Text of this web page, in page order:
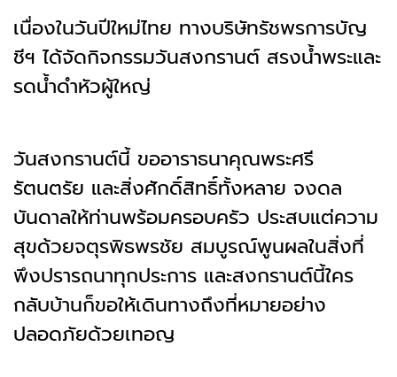
เนื่องในวันปีใหม่ไทย ทางบริษัทรัชพรการบัญ
ชีฯ ได้จัดกิจกรรมวันสงกรานต์ สรงน้ำพระและ
รดน้ำดำหัวผู้ใหญ่
วันสงกรานต์นี้ ขออาราธนาคุณพระศรี
รัตนตรัย และสิ่งศักดิ์สิทธิ์ทั้งหลาย จงดล
บันดาลให้ท่านพร้อมครอบครัว ประสบแต่ความ
สุขด้วยจตุรพิธพรชัย สมบูรณ์พูนผลในสิ่งที่
พึงปรารถนาทุกประการ และสงกรานต์นี้ใคร
กลับบ้านก็ขอให้เดินทางถึงที่หมายอย่าง
ปลอดภัยด้วยเทอญ